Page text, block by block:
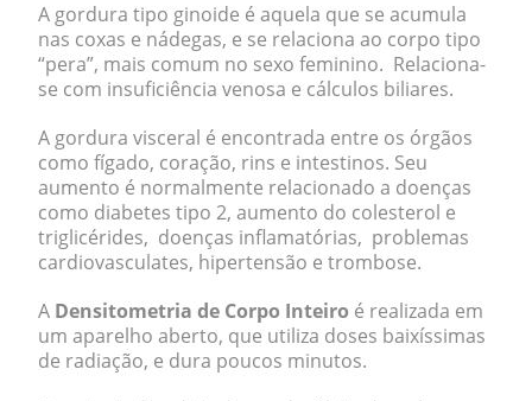
A gordura tipo ginoide é aquela que se acumula
nas coxas e nádegas, e se relaciona ao corpo tipo
“pera”, mais comum no sexo feminino. Relaciona-
se com insuficiência venosa e cálculos biliares.
A gordura visceral é encontrada entre os órgãos
como fígado, coração, rins e intestinos. Seu
aumento é normalmente relacionado a doenças
como diabetes tipo 2, aumento do colesterol e
triglicérides, doenças inflamatórias, problemas
cardiovasculates, hipertensão e trombose.
A Densitometria de Corpo Inteiro é realizada em
um aparelho aberto, que utiliza doses baixíssimas
de radiação, e dura poucos minutos.